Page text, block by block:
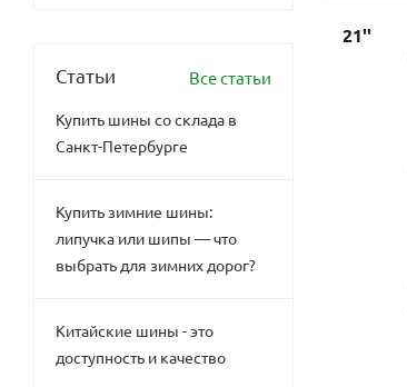
21''
Статьи Все статьи
Купить шины со склада в
Санкт-Петербурге
Купить зимние шины:
липучка или шипы — что
выбрать для зимних дорог?
Китайские шины - это
доступность и качество